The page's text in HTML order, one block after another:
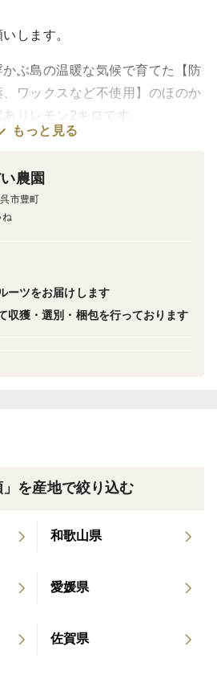
します。
ぶ島の温暖な気候で育てた【防
ワックスなど不使用】のほのか
りレモン2キロです。
は傷みが出やすいためクール便
時には丁寧に検品を行い、多め
ムースな受け取りをお願いいた
、キズや斑点、日焼け等が特に
観はよくありませんが写真4枚
の散布を行ってない証しでもあ
レモンを生産している農家は少
酸っぱいだけではなく、甘みも
もっと見る
農園
市豊町
ーツをお届けします
収獲・選別・梱包を行っております
」を産地で絞り込む
和歌山県
愛媛県
佐賀県